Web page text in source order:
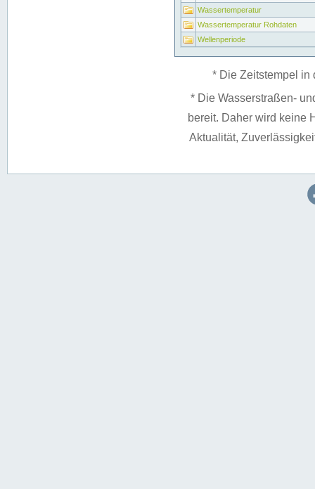
Wassertemperatur
Wassertemperatur Rohdaten
Wellenperiode
* Die Zeitstempel in
* Die Wasserstraßen-
bereit. Daher wird keine
Aktualität,